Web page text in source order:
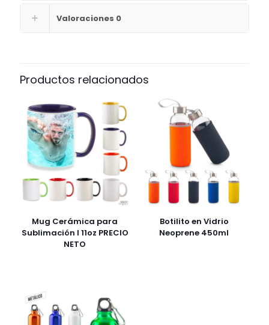
Valoraciones 0
Productos relacionados
Mug Cerámica para
Sublimación I 11oz PRECIO
NETO
Botilito en Vidrio
Neoprene 450ml